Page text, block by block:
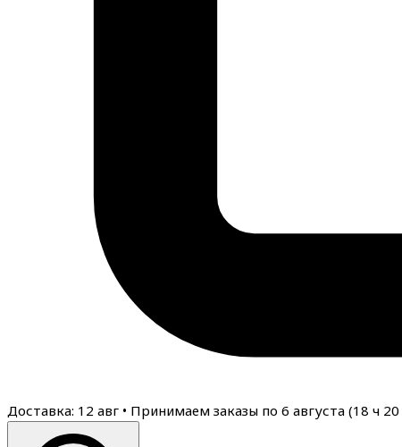
Доставка: 12 авг • Принимаем заказы по 6 августа (18 ч 20